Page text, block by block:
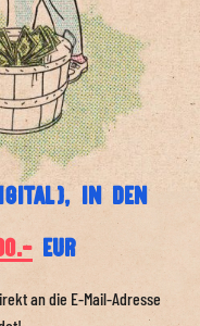
in den
eur
an die E-Mail-Adresse